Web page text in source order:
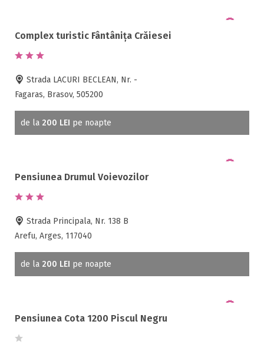
Complex turistic Fântânița Crăiesei
Strada LACURI BECLEAN, Nr. -
Fagaras, Brasov, 505200
de la 200 LEI pe noapte
Pensiunea Drumul Voievozilor
Strada Principala, Nr. 138 B
Arefu, Arges, 117040
de la 200 LEI pe noapte
Pensiunea Cota 1200 Piscul Negru